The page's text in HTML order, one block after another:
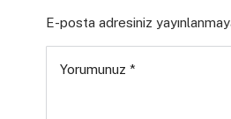
E-posta adresiniz
Yorumunuz *